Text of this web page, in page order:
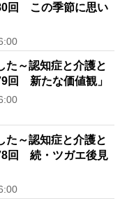
回 この季節に思い
た～認知症と介護と
回 新たな価値観」
た～認知症と介護と
回 続・ツガエ後見